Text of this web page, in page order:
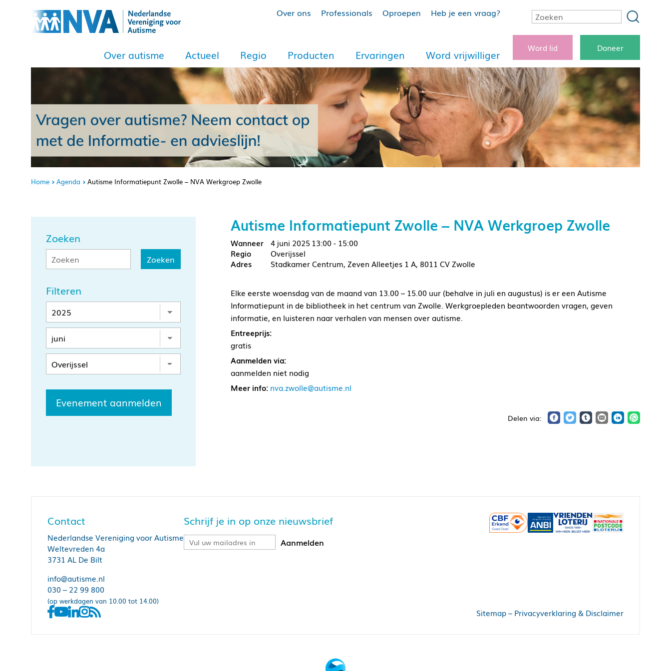
Over ons Professionals Oproepen Heb je een vraag?
Over autisme Actueel Regio Producten Ervaringen Word vrijwilliger
Word lid Doneer
Home Agenda Autisme Informatiepunt Zwolle – NVA Werkgroep Zwolle
Zoeken
Filteren
Evenement aanmelden
Autisme Informatiepunt Zwolle – NVA Werkgroep Zwolle
4 juni 2025 13:00 - 15:00
Overijssel
Stadkamer Centrum, Zeven Alleetjes 1 A, 8011 CV Zwolle
Elke eerste woensdag van de maand van 13.00 – 15.00 uur (behalve in juli en augustus) is er een Autisme
Informatiepunt in de bibliotheek in het centrum van Zwolle. Werkgroepleden beantwoorden vragen, geven
informatie, en luisteren naar verhalen van mensen over autisme.
Entreeprijs:
gratis
Aanmelden via:
aanmelden niet nodig
Meer info: nva.zwolle@autisme.nl
Contact
Nederlandse Vereniging voor Autisme
Weltevreden 4a
3731 AL De Bilt
info@autisme.nl
030 – 22 99 800
(op werkdagen van 10.00 tot 14.00)
Schrijf je in op onze nieuwsbrief
Sitemap– Privacyverklaring & Disclaimer